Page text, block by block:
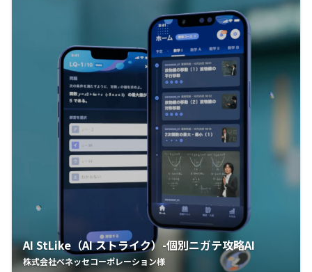
AI StLike（AI ストライク）-個別ニガテ攻略AI
株式会社ベネッセコーポレーション様